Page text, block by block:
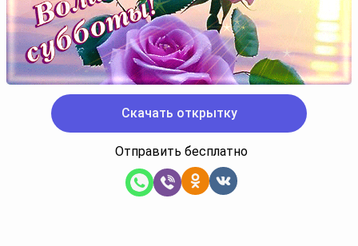
Скачать открытку
Отправить бесплатно